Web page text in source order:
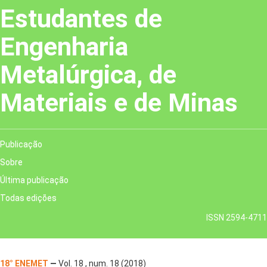
Estudantes de
Engenharia
Metalúrgica, de
Materiais e de Minas
Publicação
Sobre
Última publicação
Todas edições
ISSN 2594-4711
18° ENEMET — Vol. 18 , num. 18 (2018)